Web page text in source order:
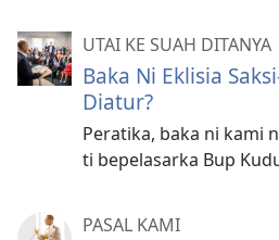
UTAI KE SUAH DITANYA
Baka Ni Eklisia
Diatur?
Peratika, baka ni kami
ti bepelasarka Bup
PASAL KAMI